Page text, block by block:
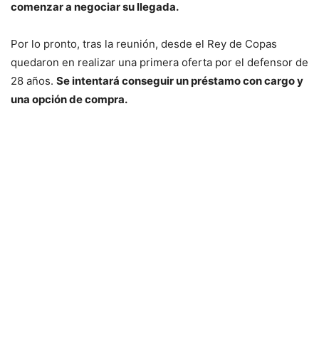
comenzar a negociar su llegada.
Por lo pronto, tras la reunión, desde el Rey de Copas
quedaron en realizar una primera oferta por el defensor de
28 años. Se intentará conseguir un préstamo con cargo y
una opción de compra.